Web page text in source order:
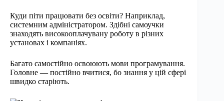
Куди піти працювати без освіти? Наприклад,
системним адміністратором. Здібні самоучки
знаходять високооплачувану роботу в різних
установах і компаніях.
Багато самостійно освоюють мови програмування.
Головне — постійно вчитися, бо знання у цій сфері
швидко старіють.